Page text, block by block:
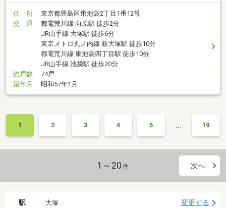
住 所
東京都豊島区東池袋2丁目1番12号
交 通
都電荒川線 向原駅 徒歩2分
JR山手線 大塚駅 徒歩6分
東京メトロ丸ノ内線 新大塚駅 徒歩10分
都電荒川線 東池袋四丁目駅 徒歩10分
JR山手線 池袋駅 徒歩20分
総戸数
74戸
築年月
昭和57年1月
1 2 3 4 5 … 19
1～20 件 次へ
駅 大塚 変更する